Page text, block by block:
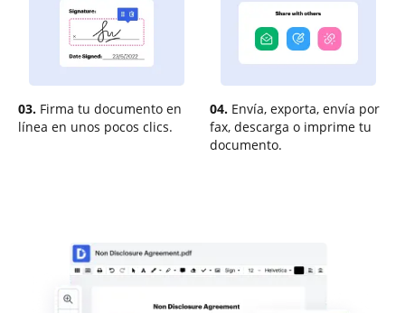
03. Firma tu documento en
línea en unos pocos clics.
04. Envía, exporta, envía por
fax, descarga o imprime tu
documento.